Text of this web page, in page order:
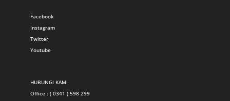
Facebook
Instagram
Twitter
Youtube
HUBUNGI KAMI
Office : ( 0341 ) 598 299